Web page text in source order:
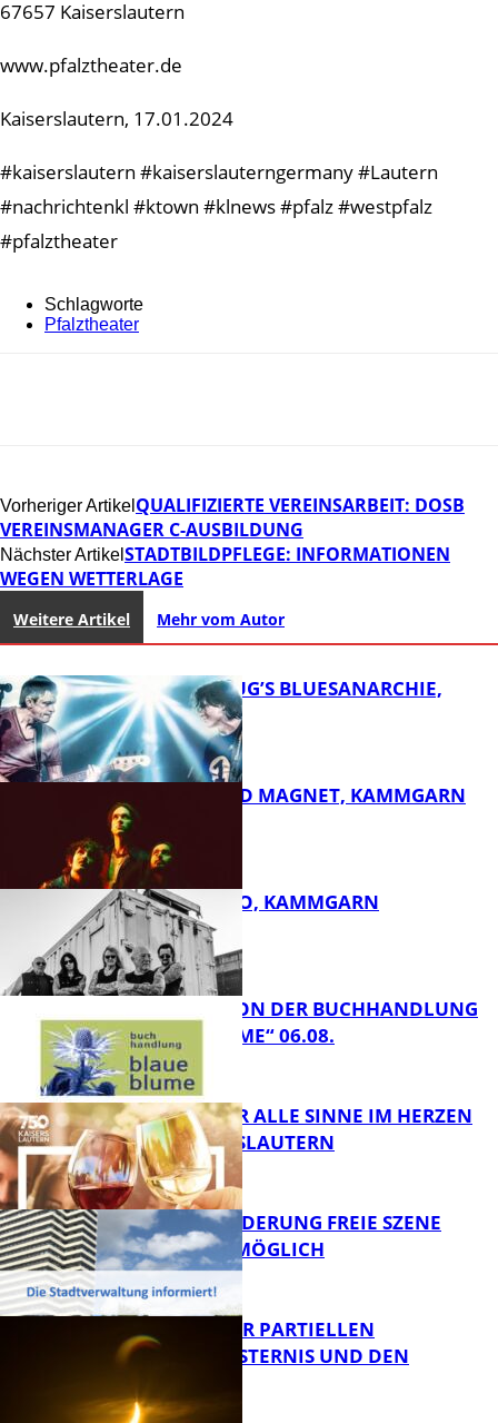
67657 Kaiserslautern
www.pfalztheater.de
Kaiserslautern, 17.01.2024
#kaiserslautern #kaiserslauterngermany #Lautern
#nachrichtenkl #ktown #klnews #pfalz #westpfalz
#pfalztheater
Schlagworte
Pfalztheater
Vorheriger Artikel QUALIFIZIERTE VEREINSARBEIT: DOSB
VEREINSMANAGER C-AUSBILDUNG
Nächster Artikel STADTBILDPFLEGE: INFORMATIONEN
WEGEN WETTERLAGE
Weitere Artikel Mehr vom Autor
THOMAS BLUG’S BLUESANARCHIE,
KAMMGARN
FB Kultur
DIRTY SOUND MAGNET, KAMMGARN
ROSE TATTOO, KAMMGARN
FB Kultur
LESETIPPS VON DER BUCHHANDLUNG
„BLAUE BLUME“ 06.08.
FB Kultur
GENÜSSE FÜR ALLE SINNE IM HERZEN
VON KAISERSLAUTERN
PROJEKTFÖRDERUNG FREIE SZENE
WEITERHIN MÖGLICH
VORTRAG ZUR PARTIELLEN
SONNENFINSTERNIS UND DEN
PERSEIDEN